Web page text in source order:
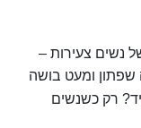
נשים צעירות –
שפתון ומעט בושה
רק כשנשים